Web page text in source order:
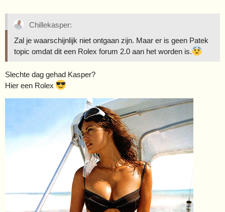
Chillekasper:
Zal je waarschijnlijk niet ontgaan zijn. Maar er is geen Patek
topic omdat dit een Rolex forum 2.0 aan het worden is.
Slechte dag gehad Kasper?
Hier een Rolex